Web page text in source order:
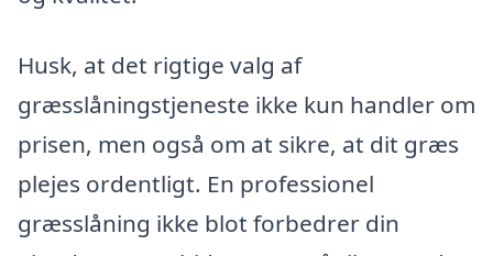
Husk, at det rigtige valg af
græsslåningstjeneste ikke kun handler om
prisen, men også om at sikre, at dit græs
plejes ordentligt. En professionel
græsslåning ikke blot forbedrer din